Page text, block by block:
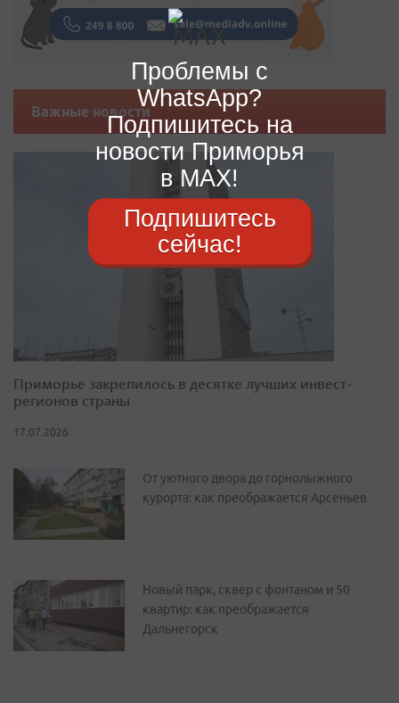
Важные новости
Приморье закрепилось в десятке лучших инвест-
регионов страны
17.07.2026
От уютного двора до горнолыжного
курорта: как преображается Арсеньев
Новый парк, сквер с фонтаном и 50
квартир: как преображается
Дальнегорск
Проблемы с
WhatsApp?
Подпишитесь на
новости Приморья
в MAX!
Подпишитесь
сейчас!